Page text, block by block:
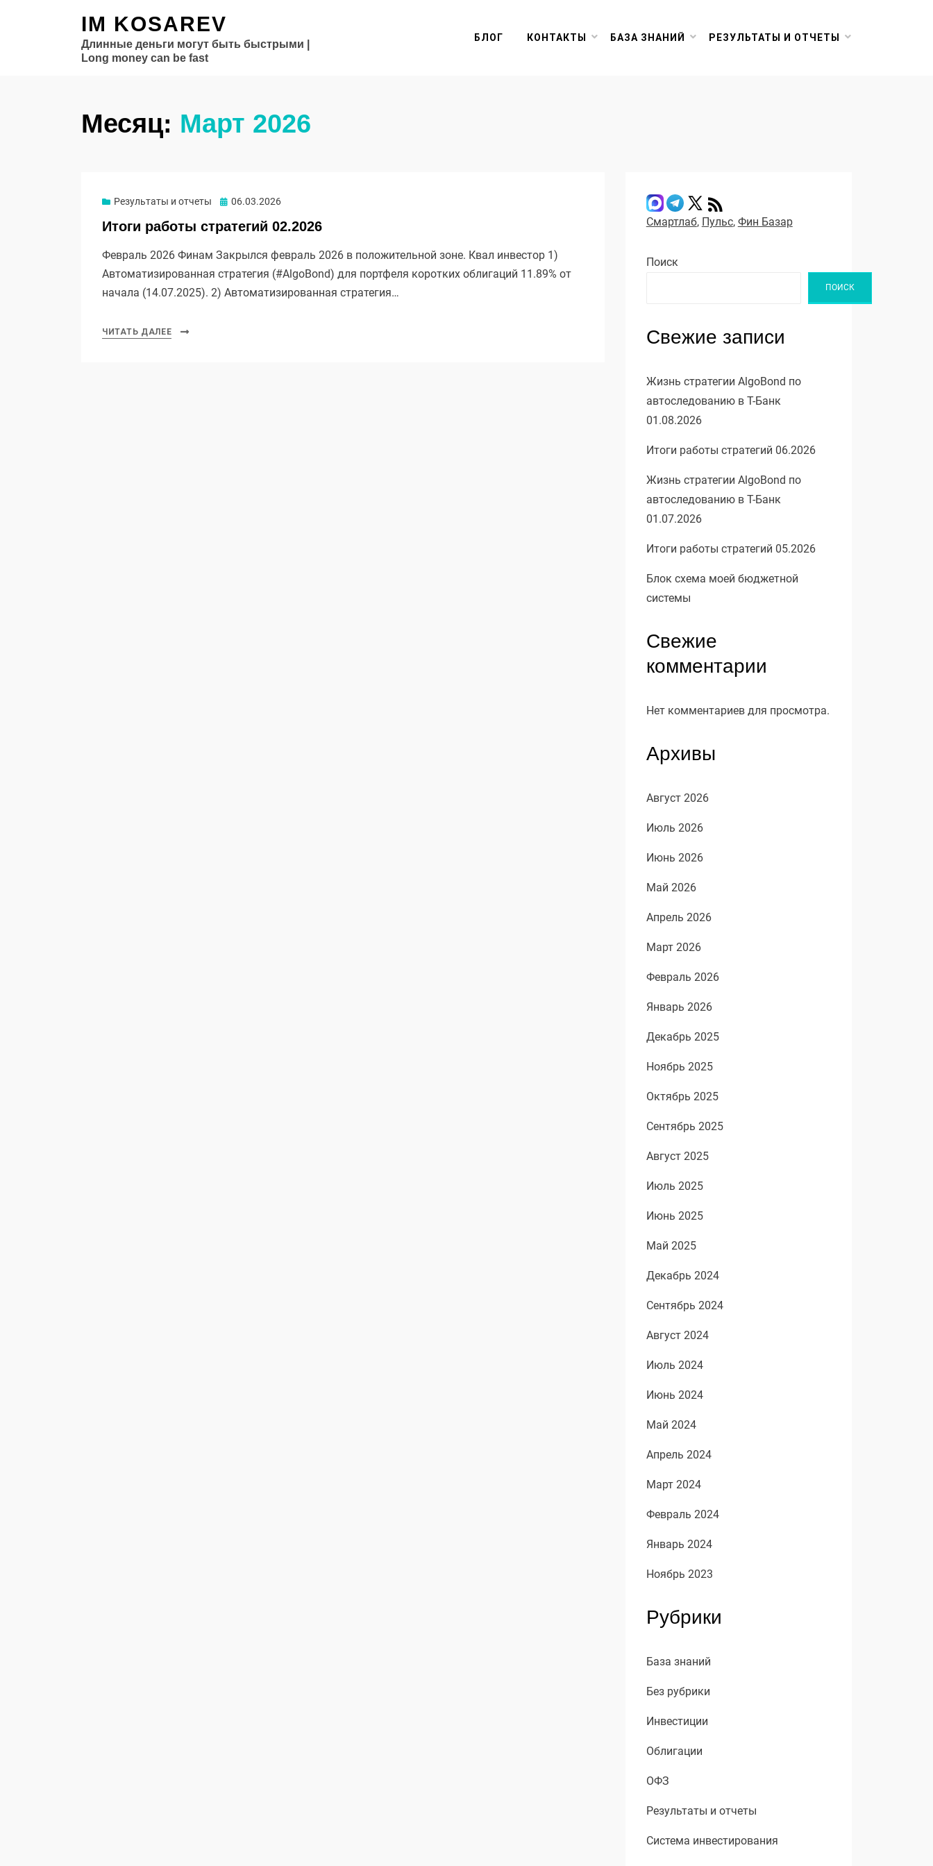
IM KOSAREV
Длинные деньги могут быть быстрыми |
Long money can be fast
БЛОГ КОНТАКТЫ БАЗА ЗНАНИЙ РЕЗУЛЬТАТЫ И ОТЧЕТЫ
Месяц: Март 2026
Результаты и отчеты Опубликовано
06.03.2026
Итоги работы стратегий 02.2026
Февраль 2026 Финам Закрылся февраль 2026 в положительной зоне. Квал инвестор 1)
Автоматизированная стратегия (#AlgoBond) для портфеля коротких облигаций 11.89% от
начала (14.07.2025). 2) Автоматизированная стратегия…
ЧИТАТЬ ДАЛЕЕ
Смартлаб, Пульс, Фин Базар
Поиск
ПОИСК
Свежие записи
Жизнь стратегии AlgoBond по
автоследованию в Т-Банк
01.08.2026
Итоги работы стратегий 06.2026
Жизнь стратегии AlgoBond по
автоследованию в Т-Банк
01.07.2026
Итоги работы стратегий 05.2026
Блок схема моей бюджетной
системы
Свежие
комментарии
Нет комментариев для просмотра.
Архивы
Август 2026
Июль 2026
Июнь 2026
Май 2026
Апрель 2026
Март 2026
Февраль 2026
Январь 2026
Декабрь 2025
Ноябрь 2025
Октябрь 2025
Сентябрь 2025
Август 2025
Июль 2025
Июнь 2025
Май 2025
Декабрь 2024
Сентябрь 2024
Август 2024
Июль 2024
Июнь 2024
Май 2024
Апрель 2024
Март 2024
Февраль 2024
Январь 2024
Ноябрь 2023
Рубрики
База знаний
Без рубрики
Инвестиции
Облигации
ОФЗ
Результаты и отчеты
Система инвестирования